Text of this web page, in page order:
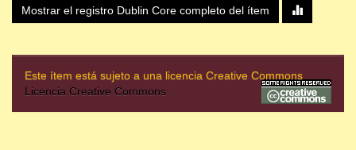
Mostrar el registro Dublin Core completo del ítem
Este ítem está sujeto a una licencia Creative Commons
Licencia Creative Commons